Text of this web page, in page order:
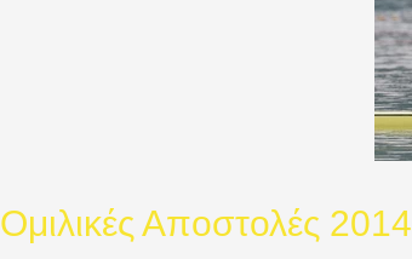
Ομιλικές Αποστολές 2014